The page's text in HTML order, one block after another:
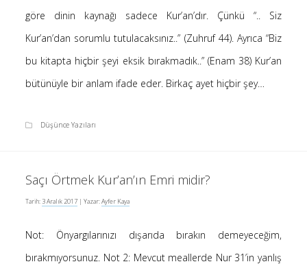
göre dinin kaynağı sadece Kur’an’dır. Çünkü “.. Siz
Kur’an’dan sorumlu tutulacaksınız..” (Zuhruf 44). Ayrıca “Biz
bu kitapta hiçbir şeyi eksik bırakmadık..” (Enam 38) Kur’an
bütünüyle bir anlam ifade eder. Birkaç ayet hiçbir şey…
Düşünce Yazıları
Saçı Örtmek Kur’an’ın Emri midir?
Tarih: 3 Aralık 2017 | Yazar:Ayfer Kaya
Not: Önyargılarınızı dışarıda bırakın demeyeceğim,
bırakmıyorsunuz. Not 2: Mevcut meallerde Nur 31’in yanlış